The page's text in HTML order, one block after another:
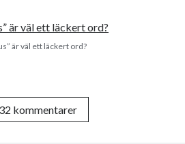
är väl ett läckert ord?
32 kommentarer